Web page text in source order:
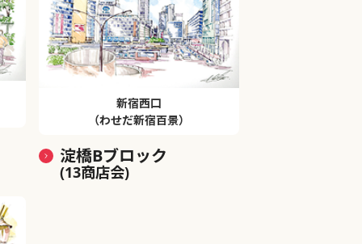
新宿西口
（わせだ新宿百景）
淀橋Bブロック
(13商店会)